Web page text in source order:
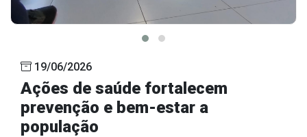
19/06/2026
Ações de saúde fortalecem
prevenção e bem-estar a
população